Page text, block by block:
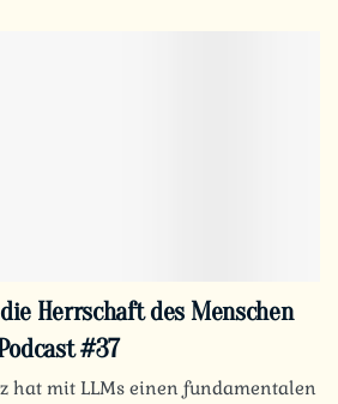
Herrschaft des Menschen
#37
hat mit LLMs einen fundamentalen